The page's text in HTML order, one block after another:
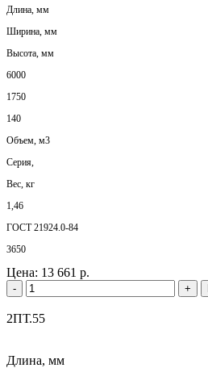
Длина, мм
Ширина, мм
Высота, мм
6000
1750
140
Объем, м3
Серия,
Вес, кг
1,46
ГОСТ 21924.0-84
3650
Цена: 13 661 р.
- +
2ПТ.55
Длина, мм